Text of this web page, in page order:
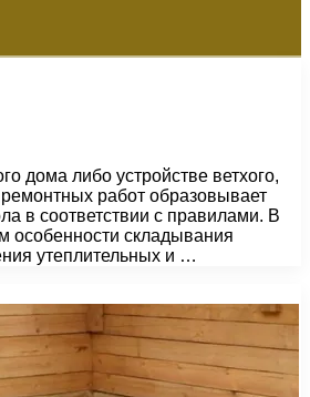
дома либо устройстве ветхого,
работ образовывает
в соответствии с правилами. В
особенности складывания
утеплительных и …